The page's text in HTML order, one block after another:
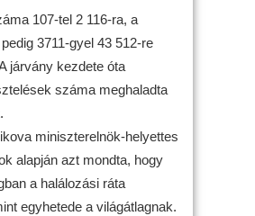
107-tel 2 116-ra, a
3711-gyel 43 512-re
járvány kezdete óta
száma meghaladta
miniszterelnök-helyettes
alapján azt mondta, hogy
a halálozási ráta
egyhetede a világátlagnak.